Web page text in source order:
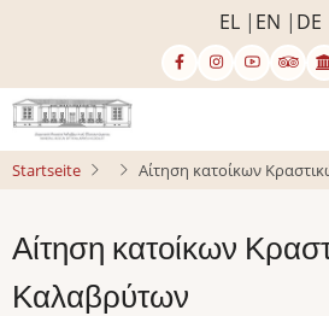
EL EN DE
Startseite Αίτηση κατοίκων
Αίτηση κατοίκων
Καλαβρύτων